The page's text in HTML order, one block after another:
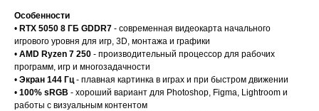
Особенности
• RTX 5050 8 ГБ GDDR7 - современная видеокарта начального
игрового уровня для игр, 3D, монтажа и графики
• AMD Ryzen 7 250 - производительный процессор для рабочих
программ, игр и многозадачности
• Экран 144 Гц- плавная картинка в играх и при быстром движении
• 100% sRGB - хороший вариант для Photoshop, Figma, Lightroom и
работы с визуальным контентом